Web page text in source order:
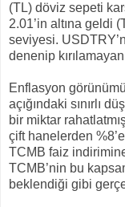
(TL) döviz sepeti
2.01’in altına geldi
seviyesi.
denenip
Enflasyon
açığındaki sınırlı
bir miktar
çift hanelerden
TCMB faiz
TCMB’nin bu
beklendiği gibi